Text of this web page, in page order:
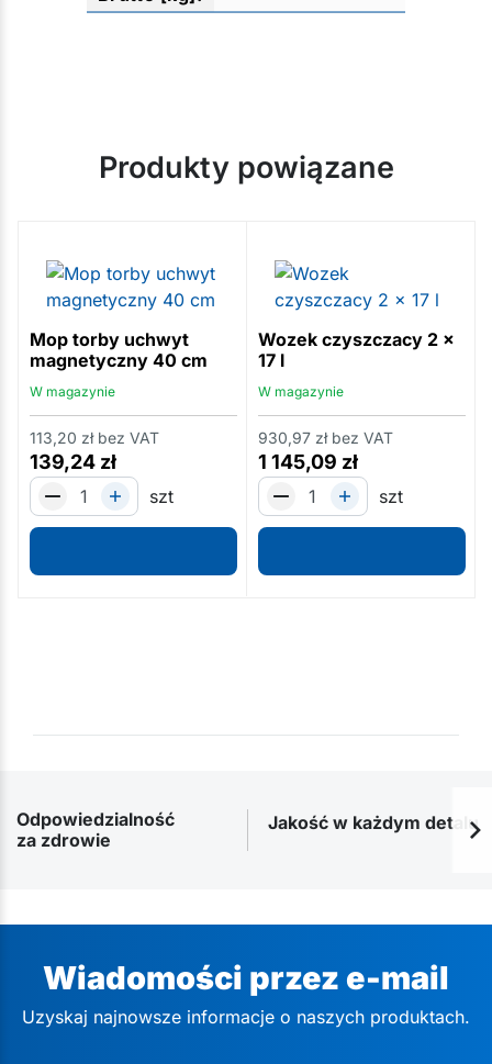
Produkty powiązane
Mop torby uchwyt
magnetyczny 40 cm
W magazynie
139,24 zł
113,20 zł bez VAT
szt
Wozek czyszczacy 2 x
17 l
W magazynie
1 145,09 zł
930,97 zł bez VAT
szt
Odpowiedzialność
za zdrowie
Jakość w każdym detalu
Wiadomości przez e-mail
Uzyskaj najnowsze informacje o naszych produktach.